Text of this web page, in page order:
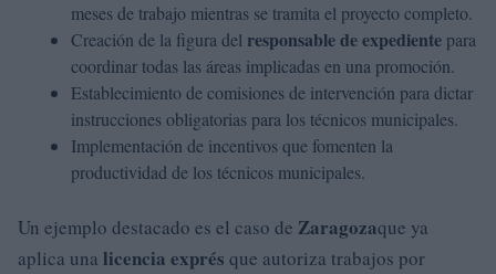
meses de trabajo mientras se tramita el proyecto completo.
Creación de la figura del responsable de expediente para
coordinar todas las áreas implicadas en una promoción.
Establecimiento de comisiones de intervención para dictar
instrucciones obligatorias para los técnicos municipales.
Implementación de incentivos que fomenten la
productividad de los técnicos municipales.
Un ejemplo destacado es el caso de Zaragozaque ya
aplica una licencia exprés que autoriza trabajos por